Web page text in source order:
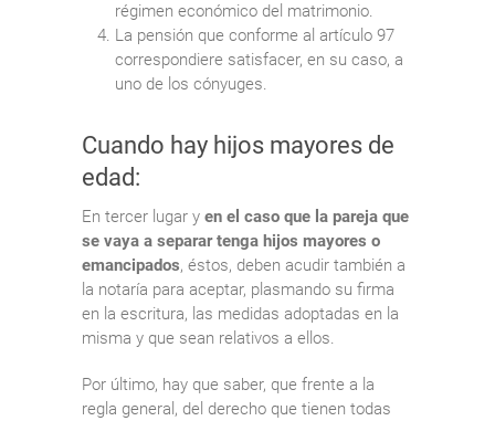
régimen económico del matrimonio.
La pensión que conforme al artículo 97
correspondiere satisfacer, en su caso, a
uno de los cónyuges.
Cuando hay hijos mayores de
edad:
En tercer lugar y en el caso que la pareja que
se vaya a separar tenga hijos mayores o
emancipados, éstos, deben acudir también a
la notaría para aceptar, plasmando su firma
en la escritura, las medidas adoptadas en la
misma y que sean relativos a ellos.
Por último, hay que saber, que frente a la
regla general, del derecho que tienen todas